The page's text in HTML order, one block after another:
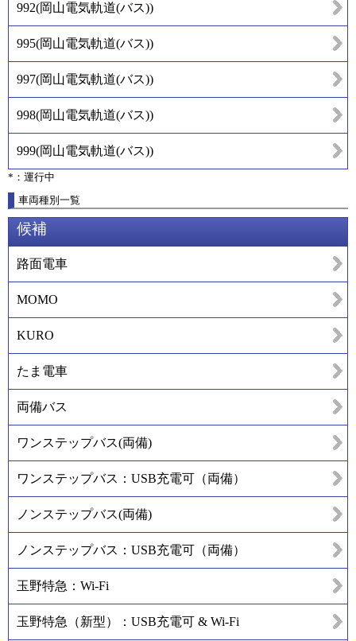
992(岡山電気軌道(バス))
995(岡山電気軌道(バス))
997(岡山電気軌道(バス))
998(岡山電気軌道(バス))
999(岡山電気軌道(バス))
*：運行中
車両種別一覧
候補
路面電車
MOMO
KURO
たま電車
両備バス
ワンステップバス(両備)
ワンステップバス：USB充電可（両備）
ノンステップバス(両備)
ノンステップバス：USB充電可（両備）
玉野特急：Wi-Fi
玉野特急（新型）：USB充電可 & Wi-Fi